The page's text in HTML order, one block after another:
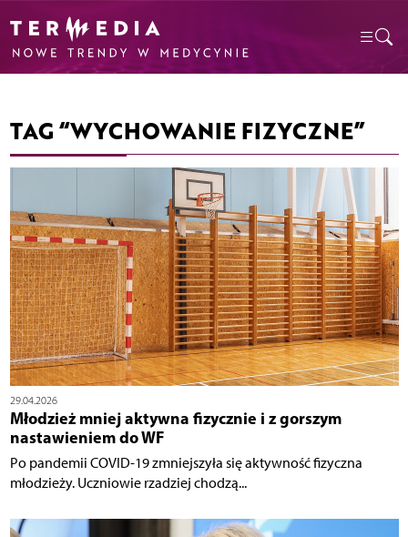
TAG “WYCHOWANIE FIZYCZNE”
29.04.2026
Młodzież mniej aktywna fizycznie i z gorszym
nastawieniem do WF
Po pandemii COVID-19 zmniejszyła się aktywność fizyczna
młodzieży. Uczniowie rzadziej chodzą...